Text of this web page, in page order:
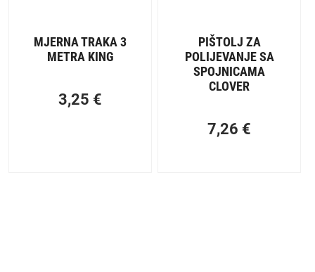
MJERNA TRAKA 3
METRA KING
3,25 €
PIŠTOLJ ZA
POLIJEVANJE SA
SPOJNICAMA
CLOVER
7,26 €